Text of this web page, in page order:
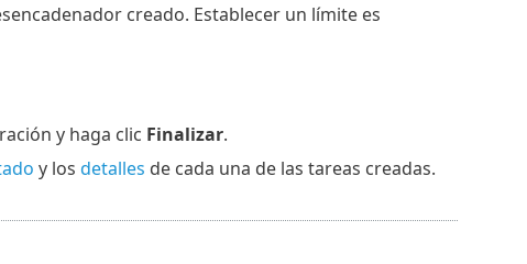
creado. Establecer un límite es
y haga clic Finalizar.
y los detalles de cada una de las tareas creadas.